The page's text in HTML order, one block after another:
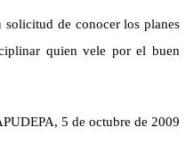
solicitud de conocer los planes
quien vele por el buen
5 de octubre de 2009